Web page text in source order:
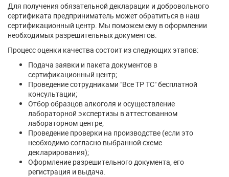
Для получения обязательной декларации и добровольного
сертификата предприниматель может обратиться в наш
сертификационный центр. Мы поможем ему в оформлении
необходимых разрешительных документов.
Процесс оценки качества состоит из следующих этапов:
Подача заявки и пакета документов в
сертификационный центр;
Проведение сотрудниками "Все ТР ТС" бесплатной
консультации;
Отбор образцов алкоголя и осуществление
лабораторной экспертизы в аттестованном
лабораторном центре;
Проведение проверки на производстве (если это
необходимо согласно выбранной схеме
декларирования);
Оформление разрешительного документа, его
регистрация и выдача.